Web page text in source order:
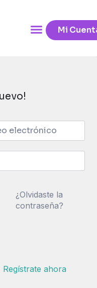
Mi
¿Olvidaste la
contraseña?
Regístrate ahora